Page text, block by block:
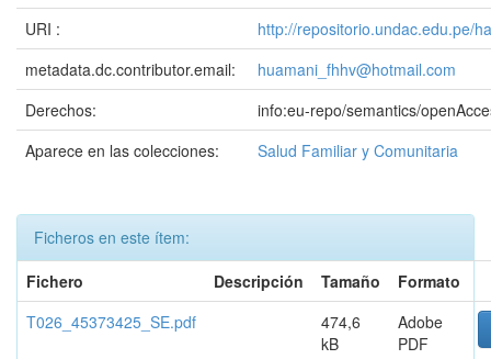
URI :
http://repositorio.undac.edu.pe/
metadata.dc.contributor.email:
huamani_fhhv@hotmail.com
Derechos:
info:eu-repo/semantics/
Aparece en las colecciones:
Salud Familiar y Comunitaria
Ficheros en este ítem:
Fichero
Descripción Tamaño
Formato
T026_45373425_SE.pdf
474,6
kB
Adobe
PDF